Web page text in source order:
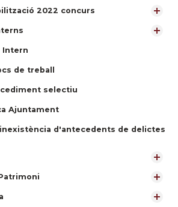
2022 concurs
Intern
de treball
selectiu
Ajuntament
d'antecedents de delictes